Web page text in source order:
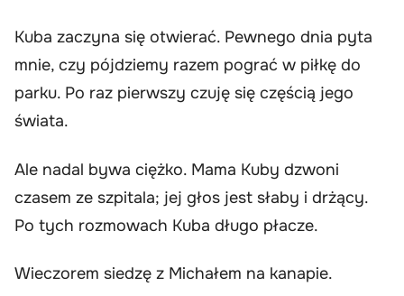
Kuba zaczyna się otwierać. Pewnego dnia pyta
mnie, czy pójdziemy razem pograć w piłkę do
parku. Po raz pierwszy czuję się częścią jego
świata.
Ale nadal bywa ciężko. Mama Kuby dzwoni
czasem ze szpitala; jej głos jest słaby i drżący.
Po tych rozmowach Kuba długo płacze.
Wieczorem siedzę z Michałem na kanapie.